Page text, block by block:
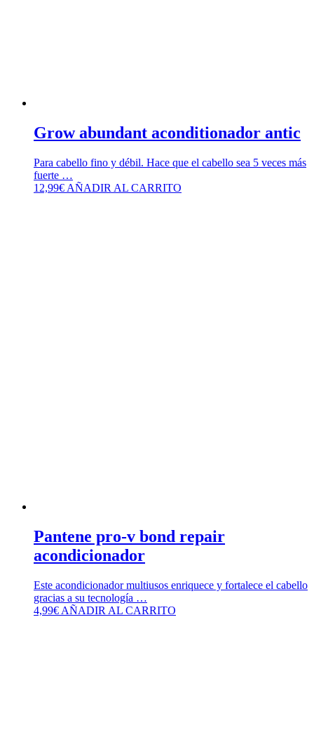
Grow abundant aconditionador antic
Para cabello fino y débil. Hace que el cabello sea 5 veces más
fuerte …
12,99€ AÑADIR AL CARRITO
Pantene pro-v bond repair
acondicionador
Este acondicionador multiusos enriquece y fortalece el cabello
gracias a su tecnología …
4,99€ AÑADIR AL CARRITO